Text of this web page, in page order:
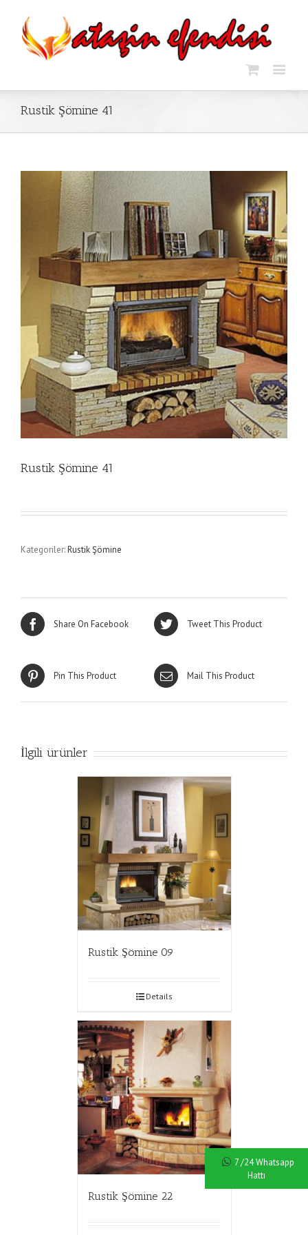
Rustik Şömine 41
Rustik Şömine 41
Kategoriler:Rustik Şömine
Share On Facebook Tweet This Product
Pin This Product Mail This Product
İlgili ürünler
Rustik Şömine 09
Details
Rustik Şömine 22
7 /24 Whatsapp
Hattı